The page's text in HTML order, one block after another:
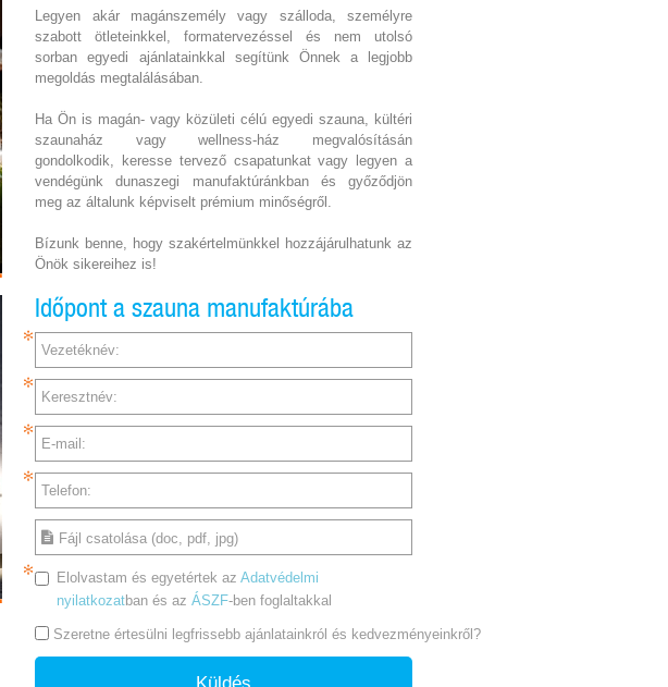
Legyen akár magánszemély vagy szálloda, személyre
szabott ötleteinkkel, formatervezéssel és nem utolsó
sorban egyedi ajánlatainkkal segítünk Önnek a legjobb
megoldás megtalálásában.
Ha Ön is magán- vagy közületi célú egyedi szauna, kültéri
szaunaház vagy wellness-ház megvalósításán
gondolkodik, keresse tervező csapatunkat vagy legyen a
vendégünk dunaszegi manufaktúránkban és győződjön
meg az általunk képviselt prémium minőségről.
Bízunk benne, hogy szakértelmünkkel hozzájárulhatunk az
Önök sikereihez is!
Időpont a szauna manufaktúrába
Vezetéknév:
Keresztnév:
E-mail:
Telefon:
Fájl csatolása (doc, pdf, jpg)
Elolvastam és egyetértek azAdatvédelmi
nyilatkozatban és azÁSZF-ben foglaltakkal
Szeretne értesülni legfrissebb ajánlatainkról és kedvezményeinkről?
Küldés